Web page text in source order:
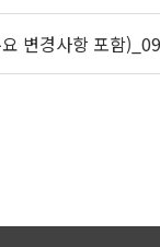
변경사항 포함